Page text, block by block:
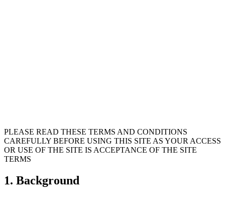
PLEASE READ THESE TERMS AND CONDITIONS
CAREFULLY BEFORE USING THIS SITE AS YOUR ACCESS
OR USE OF THE SITE IS ACCEPTANCE OF THE SITE
TERMS
1. Background